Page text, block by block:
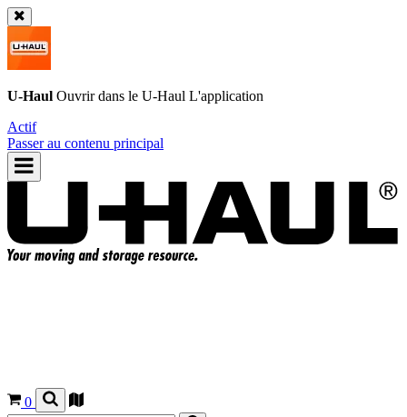
U-Haul Ouvrir dans le U-Haul L'application
Actif
Passer au contenu principal
0